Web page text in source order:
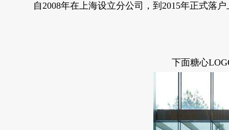
自2008年在上海设立分公司，到2015年正式落户上
下面糖心LOGO